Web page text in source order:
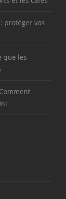
protéger vos
que les